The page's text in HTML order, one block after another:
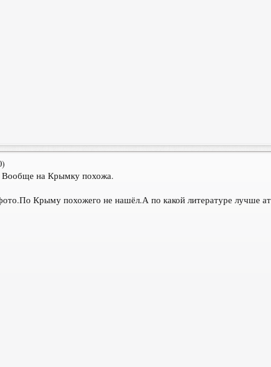
Вообще на Крымку похожа.
Крыму похожего не нашёл.А по какой литературе лучше